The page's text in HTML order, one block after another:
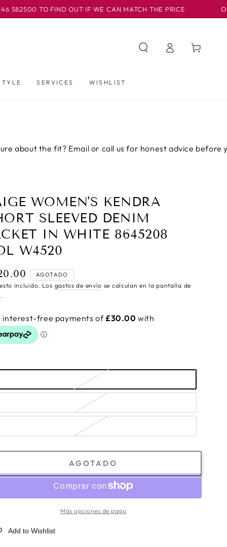
FIND OUT IF WE CAN MATCH THE PRICE OUR
SERVICES WISHLIST
Iniciar
sesión
Carrito
fit? Email or call us for honest advice before you buy.
WOMEN'S KENDRA
SLEEVED DENIM
IN WHITE 8645208
W4520
AGOTADO
incluido. Los gastos de envío se calculan en la pantalla de
AGOTADO
Más opciones de pago
Add to Wishlist